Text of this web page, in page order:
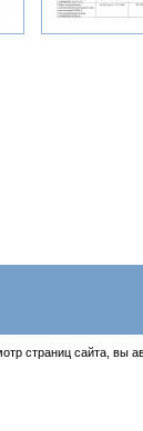
страниц сайта, вы